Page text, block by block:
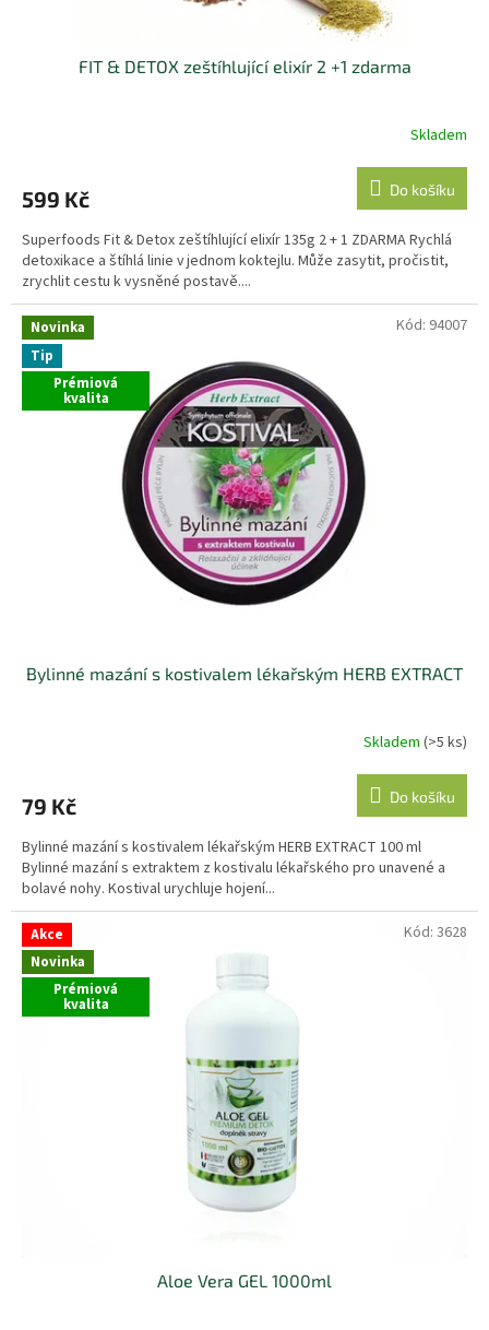
FIT & DETOX zeštíhlující elixír 2 +1 zdarma
Skladem
599 Kč Do košíku
Superfoods Fit & Detox zeštíhlující elixír 135g 2 + 1 ZDARMA Rychlá
detoxikace a štíhlá linie v jednom koktejlu. Může zasytit, pročistit,
zrychlit cestu k vysněné postavě....
Novinka
Tip
Prémiová
kvalita
Bylinné mazání s kostivalem lékařským HERB EXTRACT
Skladem (>5 ks)
79 Kč Do košíku
Bylinné mazání s kostivalem lékařským HERB EXTRACT 100 ml
Bylinné mazání s extraktem z kostivalu lékařského pro unavené a
bolavé nohy. Kostival urychluje hojení...
Kód: 94007
Akce
Novinka
Prémiová
kvalita
Aloe Vera GEL 1000ml
Kód: 3628